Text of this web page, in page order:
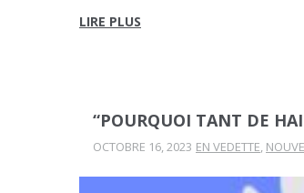
LIRE PLUS
“POURQUOI TANT DE
OCTOBRE 16, 2023 EN VEDETTE,